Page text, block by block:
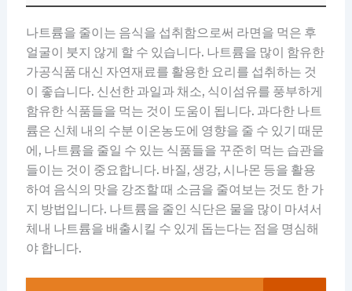
나트륨을 줄이는 음식을 섭취함으로써 라면을 먹은 후
얼굴이 붓지 않게 할 수 있습니다. 나트륨을 많이 함유한
가공식품 대신 자연재료를 활용한 요리를 섭취하는 것
이 좋습니다. 신선한 과일과 채소, 식이섬유를 풍부하게
함유한 식품들을 먹는 것이 도움이 됩니다. 과다한 나트
륨은 신체 내의 수분 이온농도에 영향을 줄 수 있기 때문
에, 나트륨을 줄일 수 있는 식품들을 꾸준히 먹는 습관을
들이는 것이 중요합니다. 바질, 생강, 시나몬 등을 활용
하여 음식의 맛을 강조할 때 소금을 줄여보는 것도 한 가
지 방법입니다. 나트륨을 줄인 식단은 물을 많이 마셔서
체내 나트륨을 배출시킬 수 있게 돕는다는 점을 명심해
야 합니다.